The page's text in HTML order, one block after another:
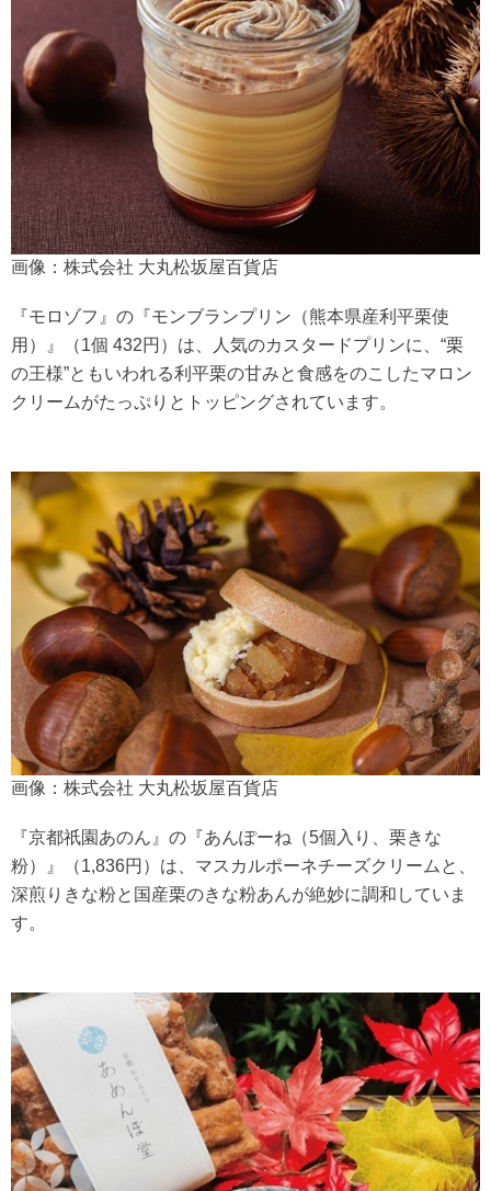
画像：株式会社 大丸松坂屋百貨店
『モロゾフ』の『モンブランプリン（熊本県産利平栗使
用）』（1個 432円）は、人気のカスタードプリンに、“栗
の王様”ともいわれる利平栗の甘みと食感をのこしたマロン
クリームがたっぷりとトッピングされています。
画像：株式会社 大丸松坂屋百貨店
『京都祇園あのん』の『あんぽーね（5個入り、栗きな
粉）』（1,836円）は、マスカルポーネチーズクリームと、
深煎りきな粉と国産栗のきな粉あんが絶妙に調和していま
す。